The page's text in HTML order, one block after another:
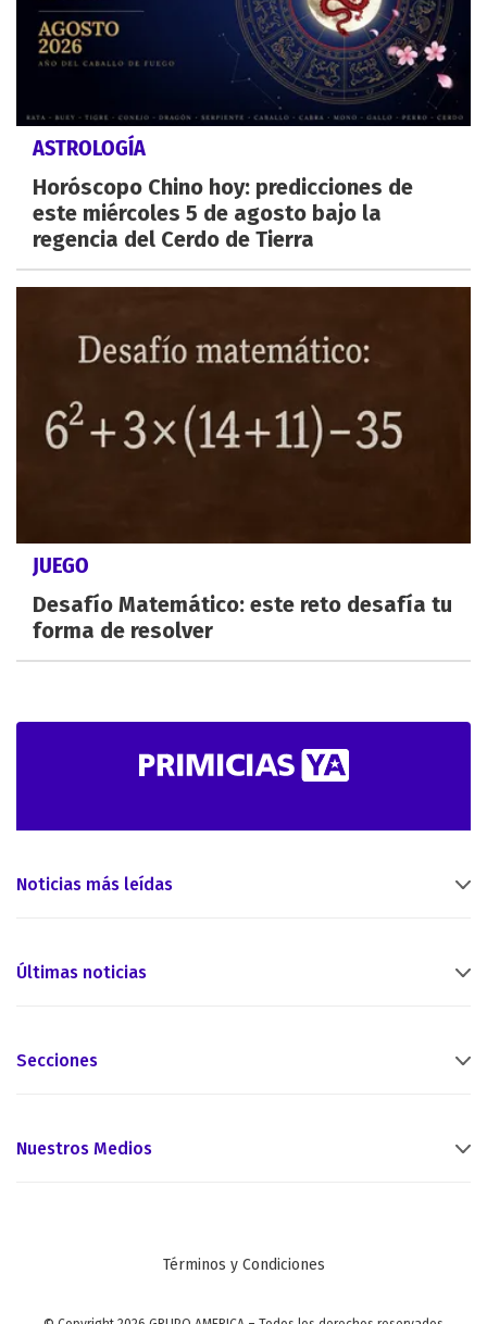
ASTROLOGÍA
Horóscopo Chino hoy: predicciones de
este miércoles 5 de agosto bajo la
regencia del Cerdo de Tierra
JUEGO
Desafío Matemático: este reto desafía tu
forma de resolver
Noticias más leídas
Últimas noticias
Secciones
Nuestros Medios
Términos y Condiciones